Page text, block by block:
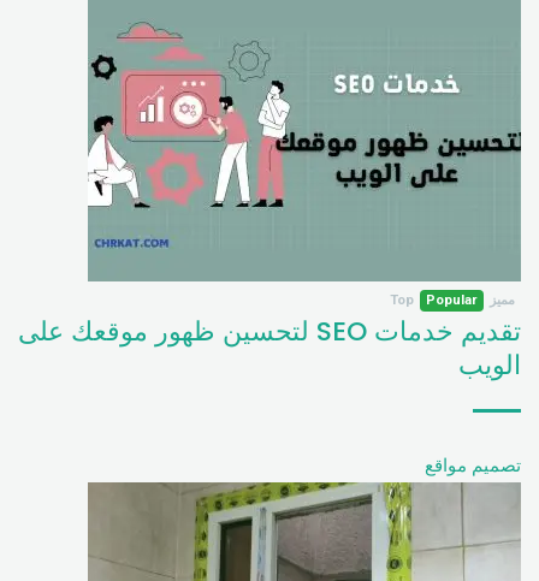
مميز Popular
Top
تقديم خدمات SEO لتحسين ظهور موقعك على
الويب
تصميم مواقع